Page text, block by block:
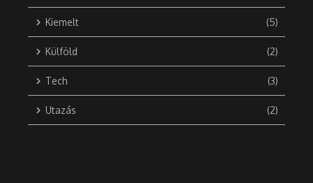
Kiemelt (5)
Külföld (2)
Tech (3)
Utazás (2)